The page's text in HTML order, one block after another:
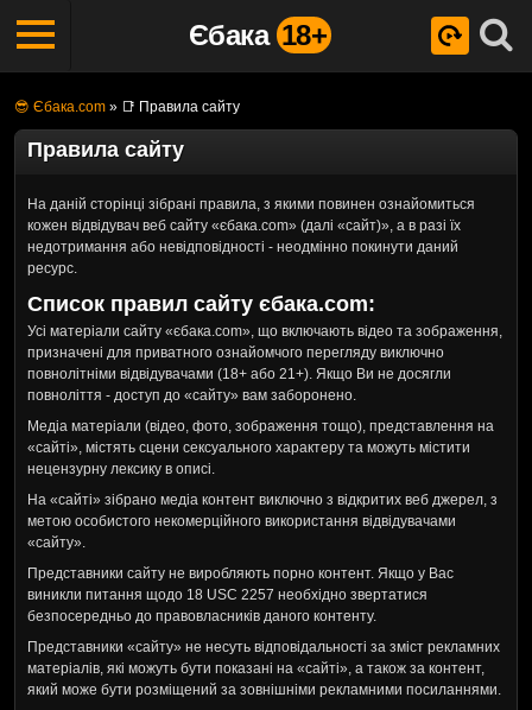
Єбака 18+
😎 Єбака.com » 📑 Правила сайту
Правила сайту
На даній сторінці зібрані правила, з якими повинен ознайомиться
кожен відвідувач веб сайту «єбака.com» (далі «сайт)», а в разі їх
недотримання або невідповідності - неодмінно покинути даний
ресурс.
Список правил сайту єбака.com:
Усі матеріали сайту «єбака.com», що включають відео та зображення,
призначені для приватного ознайомчого перегляду виключно
повнолітніми відвідувачами (18+ або 21+). Якщо Ви не досягли
повноліття - доступ до «сайту» вам заборонено.
Медіа матеріали (відео, фото, зображення тощо), представлення на
«сайті», містять сцени сексуального характеру та можуть містити
нецензурну лексику в описі.
На «сайті» зібрано медіа контент виключно з відкритих веб джерел, з
метою особистого некомерційного використання відвідувачами
«сайту».
Представники сайту не виробляють порно контент. Якщо у Вас
виникли питання щодо 18 USC 2257 необхідно звертатися
безпосередньо до правовласників даного контенту.
Представники «сайту» не несуть відповідальності за зміст рекламних
матеріалів, які можуть бути показані на «сайті», а також за контент,
який може бути розміщений за зовнішніми рекламними посиланнями.